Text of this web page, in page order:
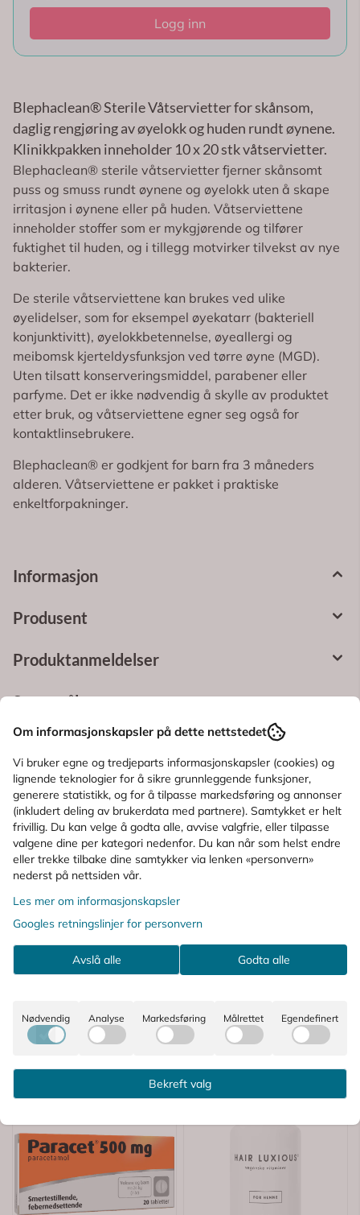
Logg inn
Informasjon
Blephaclean® Sterile Våtservietter for skånsom,
daglig rengjøring av øyelokk og huden rundt øynene.
Klinikkpakken inneholder 10 x 20 stk våtservietter.
Blephaclean® sterile våtservietter fjerner skånsomt
puss og smuss rundt øynene og øyelokk uten å skape
irritasjon i øynene eller på huden. Våtserviettene
inneholder stoffer som er mykgjørende og tilfører
fuktighet til huden, og i tillegg motvirker tilvekst av nye
bakterier.
De sterile våtserviettene kan brukes ved ulike
øyelidelser, som for eksempel øyekatarr (bakteriell
konjunktivitt), øyelokkbetennelse, øyeallergi og
meibomsk kjerteldysfunksjon ved tørre øyne (MGD).
Uten tilsatt konserveringsmiddel, parabener eller
parfyme. Det er ikke nødvendig å skylle av produktet
etter bruk, og våtserviettene egner seg også for
kontaktlinsebrukere.
Blephaclean® er godkjent for barn fra 3 måneders
alderen. Våtserviettene er pakket i praktiske
enkeltforpakninger.
Produsent
Produktanmeldelser
Spørsmål og svar
Bruksområde
Ingredienser
KUNDER SOM SÅ PÅ DETTE SÅ OGSÅ
Reseptfritt -33%
Om informasjonskapsler på dette nettstedet
Vi bruker egne og tredjeparts informasjonskapsler (cookies) og
lignende teknologier for å sikre grunnleggende funksjoner,
generere statistikk, og for å tilpasse markedsføring og annonser
(inkludert deling av brukerdata med partnere). Samtykket er helt
frivillig. Du kan velge å godta alle, avvise valgfrie, eller tilpasse
valgene dine per kategori nedenfor. Du kan når som helst endre
eller trekke tilbake dine samtykker via lenken «personvern»
nederst på nettsiden vår.
Les mer om informasjonskapsler
Googles retningslinjer for personvern
Avslå alle Godta alle
Nødvendig Analyse Markedsføring Målrettet Egendefinert
Bekreft valg